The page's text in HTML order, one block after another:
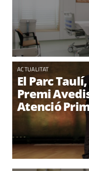
ACTUALITAT
El Parc
Premi
Atenció